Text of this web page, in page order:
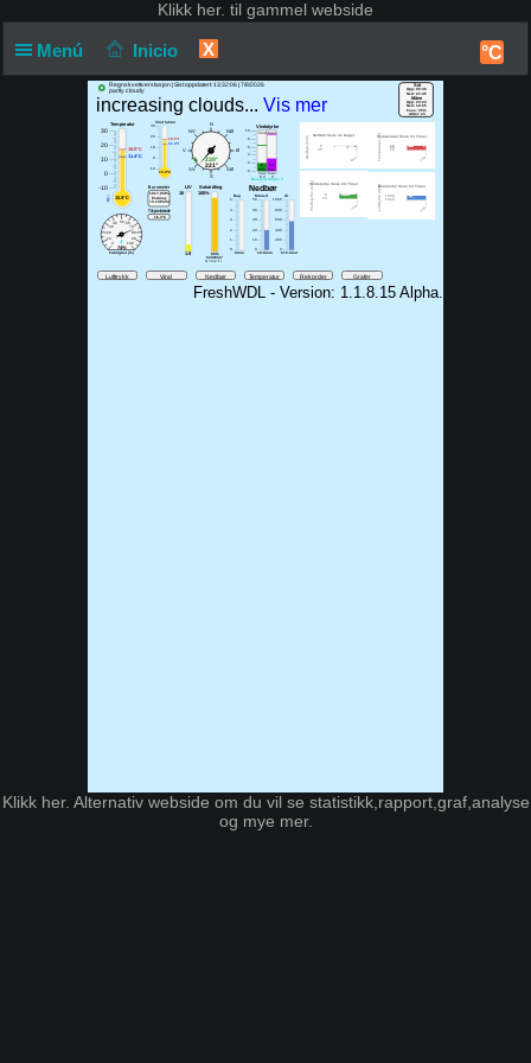
Klikk her. til gammel webside
Menú Inicio X °C
Klikk her. Alternativ webside om du vil se statistikk,rapport,graf,analyse
og mye mer.